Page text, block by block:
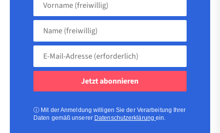
Name
(freiwillig)
Adresse
ⓘ Mit der Anmeldung willigen Sie der Verarbeitung Ihrer
Daten gemäß unserer Datenschutzerklärungein.